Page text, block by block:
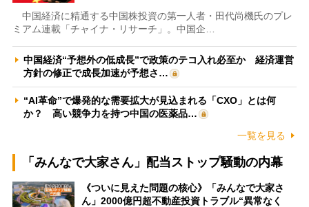
中国経済に精通する中国株投資の第一人者・田代尚機氏のプレ
ミアム連載「チャイナ・リサーチ」。中国企…
中国経済“予想外の低成長”で政策のテコ入れ必至か 経済運営
方針の修正で成長加速が予想さ…
“AI革命”で爆発的な需要拡大が見込まれる「CXO」とは何
か？ 高い競争力を持つ中国の医薬品…
一覧を見る
「みんなで大家さん」配当ストップ騒動の内幕
《ついに見えた問題の核心》「みんなで大家さ
ん」2000億円超不動産投資トラブル“異常なく